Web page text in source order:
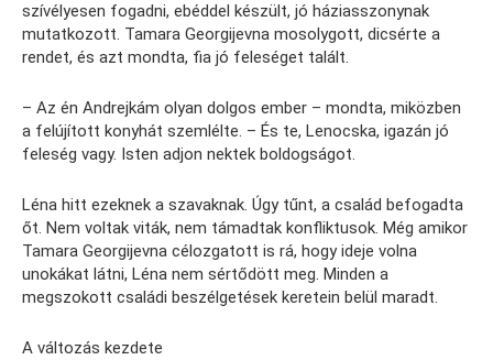
szívélyesen fogadni, ebéddel készült, jó háziasszonynak
mutatkozott. Tamara Georgijevna mosolygott, dicsérte a
rendet, és azt mondta, fia jó feleséget talált.
– Az én Andrejkám olyan dolgos ember – mondta, miközben
a felújított konyhát szemlélte. – És te, Lenocska, igazán jó
feleség vagy. Isten adjon nektek boldogságot.
Léna hitt ezeknek a szavaknak. Úgy tűnt, a család befogadta
őt. Nem voltak viták, nem támadtak konfliktusok. Még amikor
Tamara Georgijevna célozgatott is rá, hogy ideje volna
unokákat látni, Léna nem sértődött meg. Minden a
megszokott családi beszélgetések keretein belül maradt.
A változás kezdete